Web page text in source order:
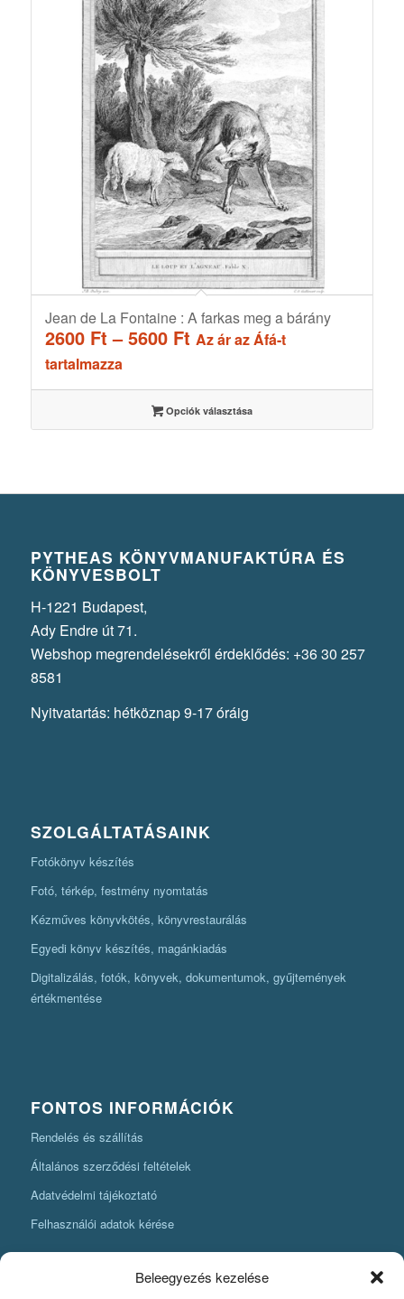
Beleegyezés kezelése
Jean de La Fontaine : A farkas meg a bárány
2600 Ft – 5600 FtÁrtartomány:
5600 Ft
Az ár az Áfá-t
tartalmazza
Opciók választása
PYTHEAS KÖNYVMANUFAKTÚRA ÉS
KÖNYVESBOLT
H-1221 Budapest,
Ady Endre út 71.
Webshop megrendelésekről érdeklődés: +36 30 257
8581
Nyitvatartás: hétköznap 9-17 óráig
SZOLGÁLTATÁSAINK
Fotókönyv készítés
Fotó, térkép, festmény nyomtatás
Kézműves könyvkötés, könyvrestaurálás
Egyedi könyv készítés, magánkiadás
Digitalizálás, fotók, könyvek, dokumentumok, gyűjtemények
értékmentése
FONTOS INFORMÁCIÓK
Rendelés és szállítás
Általános szerződési feltételek
Adatvédelmi tájékoztató
Felhasználói adatok kérése